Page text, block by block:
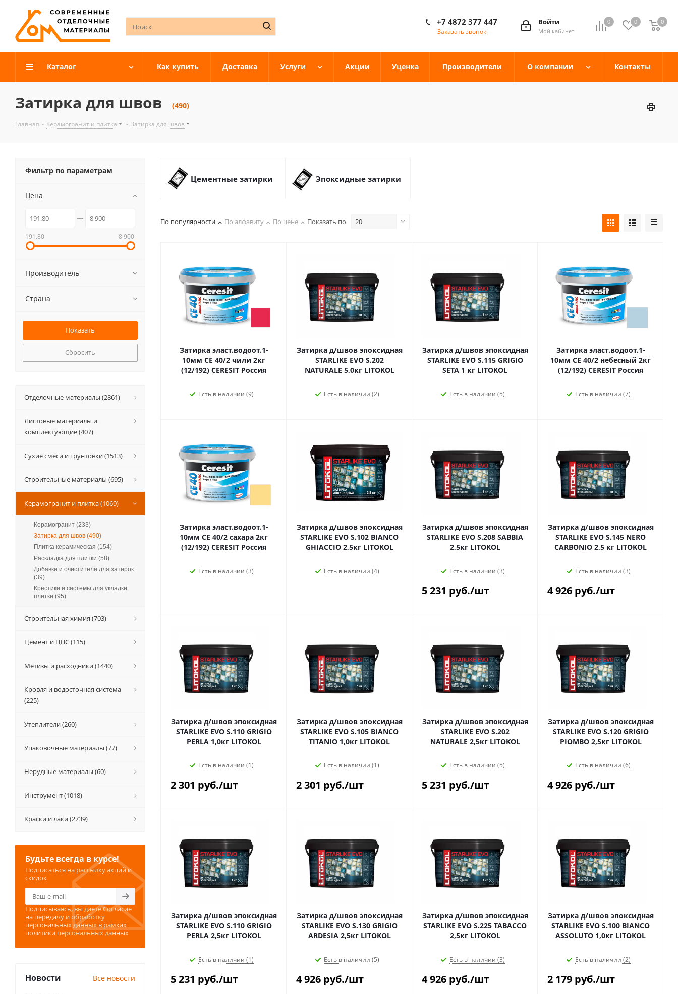
0 0 0
Войти
Мой кабинет
+7 4872 377 447
Заказать звонок
Каталог Как купить Доставка Услуги Акции Уценка Производители О компании Контакты
Затирка для швов (490)
Главная - Керамогранит и плитка - Затирка для швов
Цементные затирки Эпоксидные затирки
По популярности По алфавиту По цене Показать по 20
Затирка эласт.водоот.1-
10мм CE 40/2 чили 2кг
(12/192) CERESIT Россия
Есть в наличии (9)
Затирка д/швов эпоксидная
STARLIKE EVO S.202
NATURALE 5,0кг LITOKOL
Есть в наличии (2)
Затирка д/швов эпоксидная
STARLIKE EVO S.115 GRIGIO
SETA 1 кг LITOKOL
Есть в наличии (5)
Затирка эласт.водоот.1-
10мм CE 40/2 небесный 2кг
(12/192) CERESIT Россия
Есть в наличии (7)
Затирка эласт.водоот.1-
10мм CE 40/2 сахара 2кг
(12/192) CERESIT Россия
Есть в наличии (3)
Затирка д/швов эпоксидная
STARLIKE EVO S.102 BIANCO
GHIACCIO 2,5кг LITOKOL
Есть в наличии (4)
Затирка д/швов эпоксидная
STARLIKE EVO S.208 SABBIA
2,5кг LITOKOL
Есть в наличии (3)
5 231 руб./шт
Затирка д/швов эпоксидная
STARLIKE EVO S.145 NERO
CARBONIO 2,5 кг LITOKOL
Есть в наличии (3)
4 926 руб./шт
Затирка д/швов эпоксидная
STARLIKE EVO S.110 GRIGIO
PERLA 1,0кг LITOKOL
Есть в наличии (1)
2 301 руб./шт
Затирка д/швов эпоксидная
STARLIKE EVO S.105 BIANCO
TITANIO 1,0кг LITOKOL
Есть в наличии (1)
2 301 руб./шт
Затирка д/швов эпоксидная
STARLIKE EVO S.202
NATURALE 2,5кг LITOKOL
Есть в наличии (5)
5 231 руб./шт
Затирка д/швов эпоксидная
STARLIKE EVO S.120 GRIGIO
PIOMBO 2,5кг LITOKOL
Есть в наличии (6)
4 926 руб./шт
Затирка д/швов эпоксидная
STARLIKE EVO S.110 GRIGIO
PERLA 2,5кг LITOKOL
Есть в наличии (1)
5 231 руб./шт
Затирка д/швов эпоксидная
STARLIKE EVO S.130 GRIGIO
ARDESIA 2,5кг LITOKOL
Есть в наличии (5)
4 926 руб./шт
Затирка д/швов эпоксидная
STARLIKE EVO S.225 TABACCO
2,5кг LITOKOL
Есть в наличии (3)
4 926 руб./шт
Затирка д/швов эпоксидная
STARLIKE EVO S.100 BIANCO
ASSOLUTO 1,0кг LITOKOL
Есть в наличии (2)
2 179 руб./шт
Фильтр по параметрам
Цена
191.80 8 900
Производитель
Страна
Сбросить
Отделочные материалы (2861)
Листовые материалы и
комплектующие (407)
Сухие смеси и грунтовки (1513)
Строительные материалы (695)
Керамогранит и плитка (1069)
Керамогранит (233)
Затирка для швов (490)
Плитка керамическая (154)
Раскладка для плитки (58)
Добавки и очистители для затирок
(39)
Крестики и системы для укладки
плитки (95)
Строительная химия (703)
Цемент и ЦПС (115)
Метизы и расходники (1440)
Кровля и водосточная система
(225)
Утеплители (260)
Упаковочные материалы (77)
Нерудные материалы (60)
Инструмент (1018)
Краски и лаки (2739)
Будьте всегда в курсе!
Подписаться на рассылку акций и
скидок
Подписываясь, вы даетеСогласие
на передачу и обработку
персональных данных в рамках
политики персональных данных
Новости Все новости